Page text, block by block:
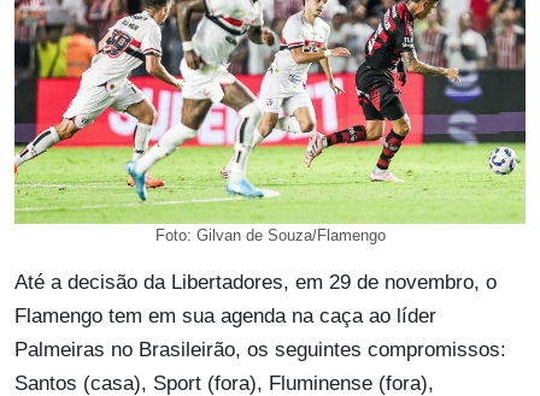
Foto: Gilvan de Souza/Flamengo
Até a decisão da Libertadores, em 29 de novembro, o
Flamengo tem em sua agenda na caça ao líder
Palmeiras no Brasileirão, os seguintes compromissos:
Santos (casa), Sport (fora), Fluminense (fora),